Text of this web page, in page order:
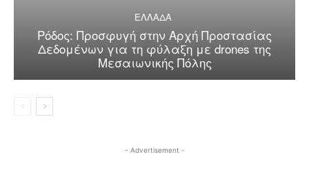
ΕΛΛΑΔΑ
Ρόδος: Προσφυγή στην Αρχή Προστασίας
Δεδομένων για τη φύλαξη με drones της
Μεσαιωνικής Πόλης
- Advertisement -